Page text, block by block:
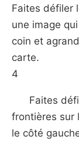
Faites défiler
une image
coin et
carte.
4
Faites
frontières sur
le côté